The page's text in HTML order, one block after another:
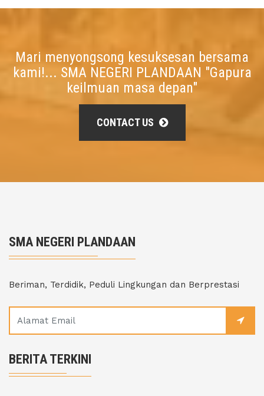
Mari menyongsong kesuksesan bersama
kami!... SMA NEGERI PLANDAAN "Gapura
keilmuan masa depan"
CONTACT US
SMA NEGERI PLANDAAN
Beriman, Terdidik, Peduli Lingkungan dan Berprestasi
BERITA TERKINI